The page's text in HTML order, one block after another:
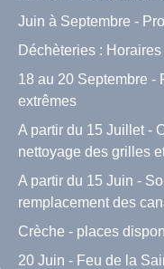
Juin à Septembre -
Déchèteries : Horaires
18 au 20 Septembre -
extrêmes
A partir du 15 Juillet -
nettoyage des grilles
A partir du 15 Juin -
remplacement des
Crèche - places
20 Juin - Feu de la